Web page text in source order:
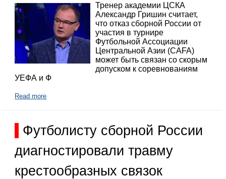
Тренер академии ЦСКА
Александр Гришин считает,
что отказ сборной России от
участия в турнире
Футбольной Ассоциации
Центральной Азии (CAFA)
может быть связан со скорым
допуском к соревнованиям
УЕФА и Ф
Read more
Футболисту сборной России
диагностировали травму
крестообразных связок